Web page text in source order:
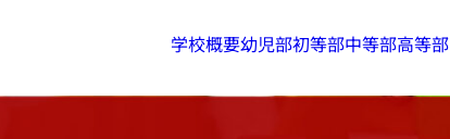
学校概要幼児部初等部中等部高等部